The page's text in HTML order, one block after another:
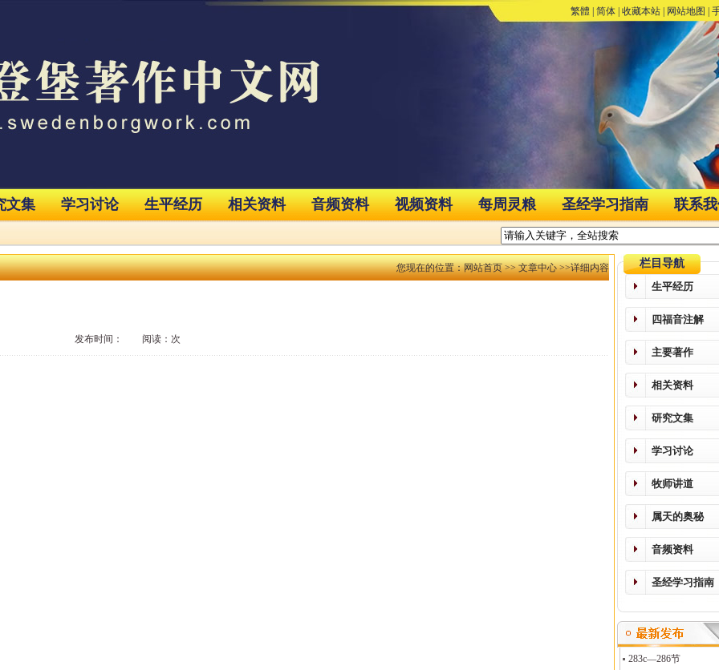
繁體 简体 收藏本站 网站地图
文集 学习讨论 生平经历 相关资料 音频资料 视频资料 每周灵粮 圣经学习指南 联系
您现在的位置：网站首页>>文章中心>>详细内容
发布时间： 阅读：次
栏目导航
生平经历
四福音注解
主要著作
相关资料
研究文集
学习讨论
牧师讲道
属天的奥秘
音频资料
圣经学习指南
283c—286节